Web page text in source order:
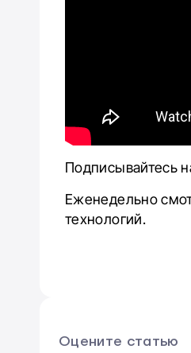
Подписывайтесь
Еженедельно
технологий.
Оцените статью